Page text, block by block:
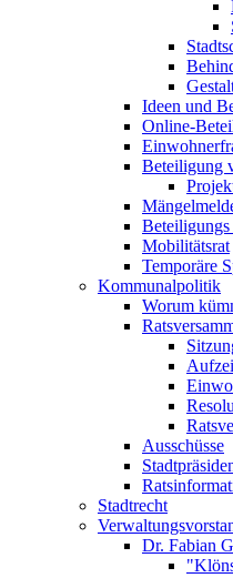
Ideen und
Online-
Beteiligung
Mobilitätsrat
Temporäre
Kommunalpolitik
Worum
Ausschüsse
Stadtrecht
Dr. Fabian